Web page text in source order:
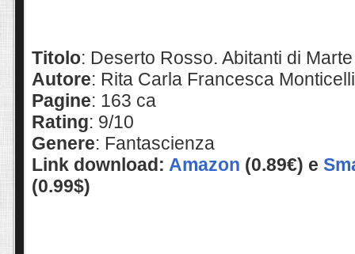
Titolo: Deserto Rosso. Abitanti di Marte
Autore: Rita Carla Francesca Monticelli
Pagine: 163 ca
Rating: 9/10
Genere: Fantascienza
Link download: Amazon (0.89€) e
(0.99$)